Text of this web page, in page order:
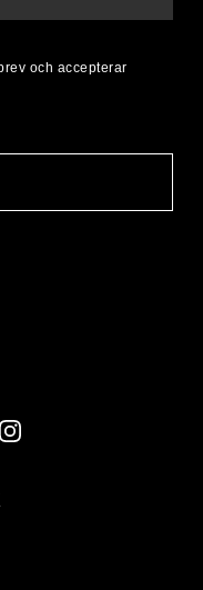
och accepterar